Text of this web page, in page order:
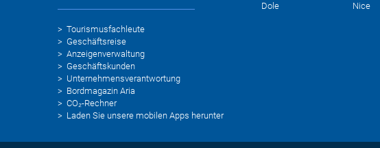
Tourismusfachleute
Geschäftsreise
Anzeigenverwaltung
Geschäftskunden
Unternehmensverantwortung
Bordmagazin Aria
CO₂-Rechner
Laden Sie unsere mobilen Apps herunter
Dole
Nice